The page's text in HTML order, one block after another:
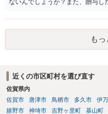
ないんでしょうか？また、贈与
うか？ 保険は原則として受取人
の割合が高い場合、掛け金が一括
の額の場合などは特別受益として
す。 多額の現金の引き出しは、
も
近くの市区町村を選び直す
佐賀県内
佐賀市
唐津市 鳥栖市 多久市 伊
嬉野市
神埼市 吉野ヶ里町 基山町